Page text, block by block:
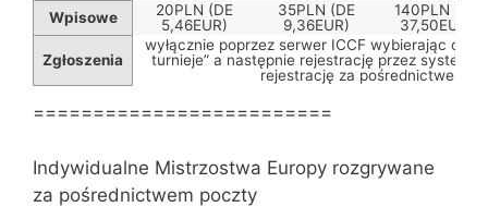
Wpisowe
20PLN (DE
5,46EUR)
35PLN (DE
9,36EUR)
140PLN (DE
37,50EUR)
Zgłoszenia
wyłącznie poprzez serwer ICCF wybierając
turnieje” a następnie rejestrację przez system
rejestrację za pośrednictwem
=========================
Indywidualne Mistrzostwa Europy rozgrywane
za pośrednictwem poczty